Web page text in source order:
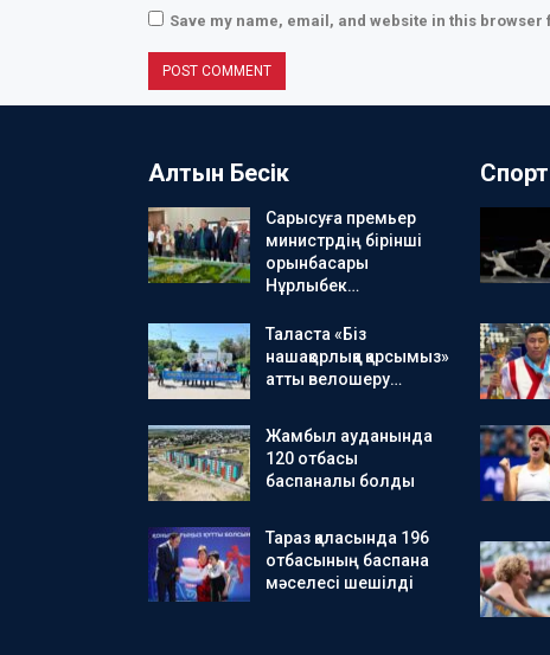
Save my name, email, and website in this
Алтын Бесік
Сарысуға премьер
министрдің бірінші
орынбасары
Нұрлыбек…
Таласта «Біз
нашақорлыққа қарсымыз»
атты велошеру…
Жамбыл ауданында
120 отбасы
баспаналы болды
Тараз қаласында 196
отбасының баспана
мәселесі шешілді
Спорт